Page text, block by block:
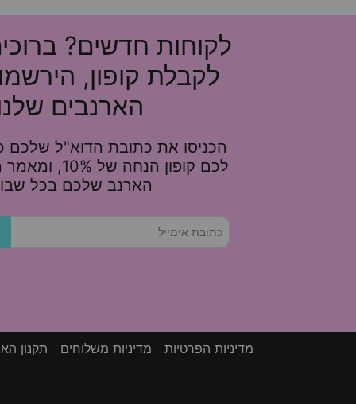
לקוחות חדשים?
לקבלת קופון,
הארנבים
הכניסו את כתובת הדוא"ל שלכם
לכם קופון הנחה
הארנב שלכם בכל
מדיניות הפרטיות מדיניות משלוחים תקנון